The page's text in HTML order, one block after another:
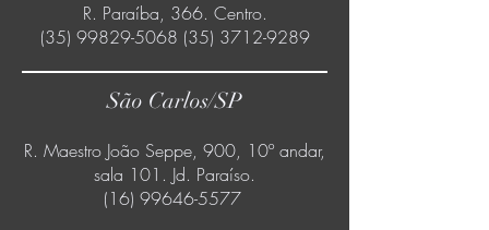
R. Paraíba, 366. Centro.
(35) 99829-5068 (35) 3712-9289
São Carlos/SP
R. Maestro João Seppe, 900, 10º andar,
sala 101. Jd. Paraíso.
(16) 99646-5577